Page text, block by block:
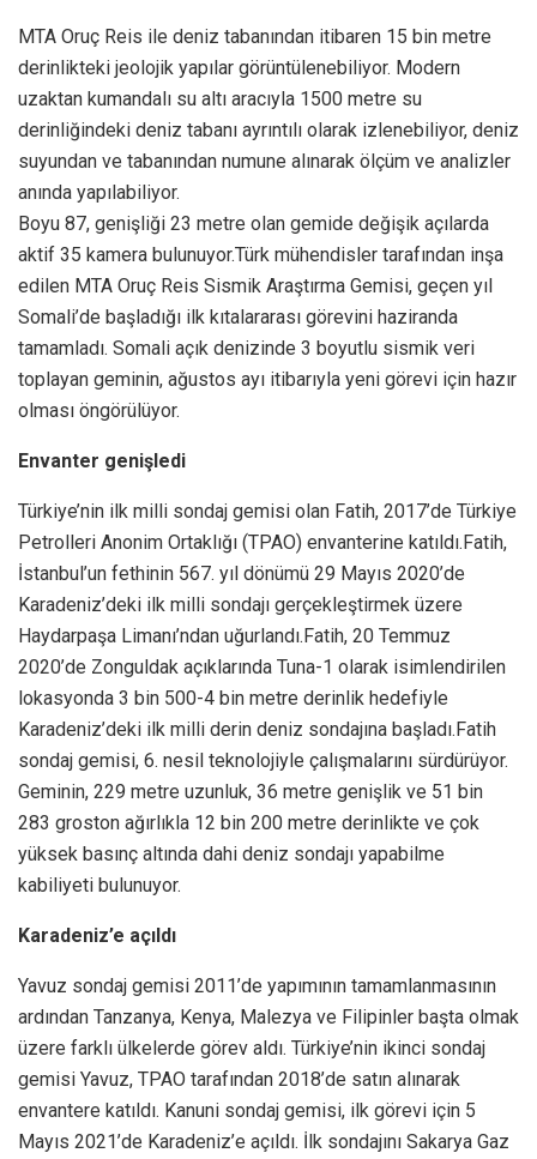
MTA Oruç Reis ile deniz tabanından itibaren 15 bin metre
derinlikteki jeolojik yapılar görüntülenebiliyor. Modern
uzaktan kumandalı su altı aracıyla 1500 metre su
derinliğindeki deniz tabanı ayrıntılı olarak izlenebiliyor, deniz
suyundan ve tabanından numune alınarak ölçüm ve analizler
anında yapılabiliyor.
Boyu 87, genişliği 23 metre olan gemide değişik açılarda
aktif 35 kamera bulunuyor.Türk mühendisler tarafından inşa
edilen MTA Oruç Reis Sismik Araştırma Gemisi, geçen yıl
Somali’de başladığı ilk kıtalararası görevini haziranda
tamamladı. Somali açık denizinde 3 boyutlu sismik veri
toplayan geminin, ağustos ayı itibarıyla yeni görevi için hazır
olması öngörülüyor.
Envanter genişledi
Türkiye’nin ilk milli sondaj gemisi olan Fatih, 2017’de Türkiye
Petrolleri Anonim Ortaklığı (TPAO) envanterine katıldı.Fatih,
İstanbul’un fethinin 567. yıl dönümü 29 Mayıs 2020’de
Karadeniz’deki ilk milli sondajı gerçekleştirmek üzere
Haydarpaşa Limanı’ndan uğurlandı.Fatih, 20 Temmuz
2020’de Zonguldak açıklarında Tuna-1 olarak isimlendirilen
lokasyonda 3 bin 500-4 bin metre derinlik hedefiyle
Karadeniz’deki ilk milli derin deniz sondajına başladı.Fatih
sondaj gemisi, 6. nesil teknolojiyle çalışmalarını sürdürüyor.
Geminin, 229 metre uzunluk, 36 metre genişlik ve 51 bin
283 groston ağırlıkla 12 bin 200 metre derinlikte ve çok
yüksek basınç altında dahi deniz sondajı yapabilme
kabiliyeti bulunuyor.
Karadeniz’e açıldı
Yavuz sondaj gemisi 2011’de yapımının tamamlanmasının
ardından Tanzanya, Kenya, Malezya ve Filipinler başta olmak
üzere farklı ülkelerde görev aldı. Türkiye’nin ikinci sondaj
gemisi Yavuz, TPAO tarafından 2018’de satın alınarak
envantere katıldı. Kanuni sondaj gemisi, ilk görevi için 5
Mayıs 2021’de Karadeniz’e açıldı. İlk sondajını Sakarya Gaz